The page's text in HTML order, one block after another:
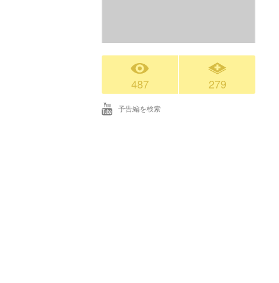
487 279
予告編を検索